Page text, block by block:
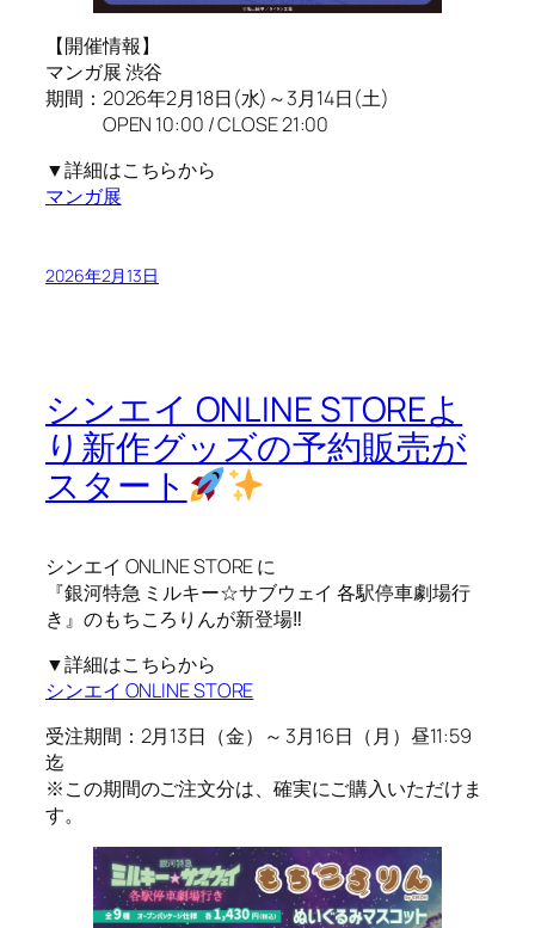
【開催情報】
マンガ展 渋谷
期間：2026年2月18日(水)～3月14日(土)
OPEN 10:00 / CLOSE 21:00
▼詳細はこちらから
マンガ展
2026年2月13日
シンエイ ONLINE STOREよ
り新作グッズの予約販売が
スタート
シンエイ ONLINE STORE に
『銀河特急 ミルキー☆サブウェイ 各駅停車劇場行
き』のもちころりんが新登場‼
▼詳細はこちらから
シンエイ ONLINE STORE
受注期間：2月13日（金）～ 3月16日（月）昼11:59
迄
※この期間のご注文分は、確実にご購入いただけま
す。